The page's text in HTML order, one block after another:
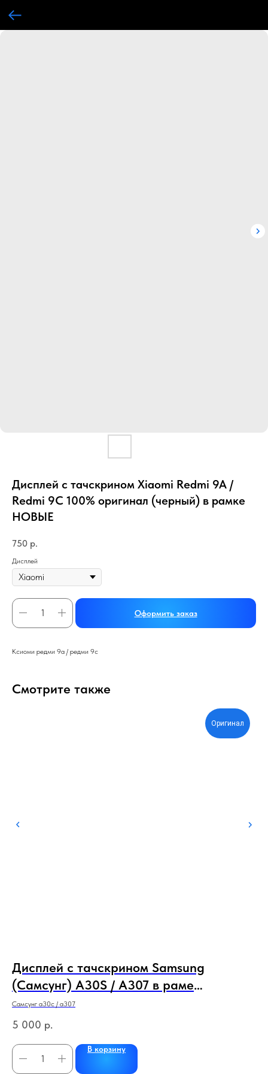
Дисплей с тачскрином Xiaomi Redmi 9A /
Redmi 9C 100% оригинал (черный) в рамке
НОВЫЕ
750 р.
Дисплей
Оформить заказ
Ксиоми редми 9а / редми 9с
Смотрите также
Оригинал
Дисплей с тачскрином Samsung
(Самсунг) A30S / A307 в раме
(сервисный 100% оригинал) (черный)
Самсунг а30с / а307
5 000 р.
В корзину